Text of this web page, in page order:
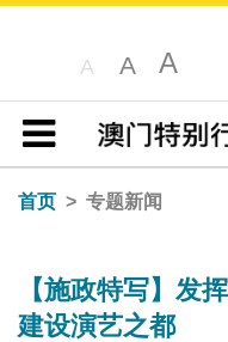
A A A
目录
首页
专题新闻
【施政特写】发
建设演艺之都